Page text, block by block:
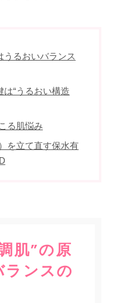
うるおいバランス
は“うるおい構造
る肌悩み
を立て直す保水有
肌”の原
ランスの